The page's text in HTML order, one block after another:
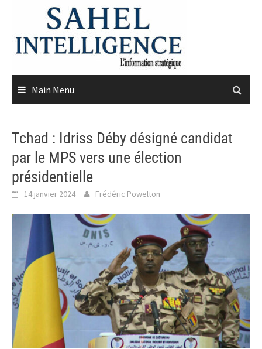
content
Main Menu
Tchad : Idriss Déby désigné candidat
par le MPS vers une élection
présidentielle
14 janvier 2024 Frédéric Powelton